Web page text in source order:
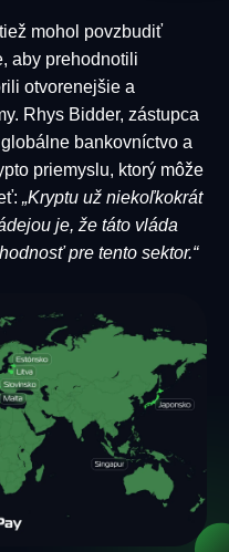
mohol povzbudiť
aby prehodnotili
otvorenejšie a
Rhys Bidder, zástupca
bankovníctvo a
priemyslu, ktorý môže
„Kryptu už niekoľkokrát
je, že táto vláda
pre tento sektor.“